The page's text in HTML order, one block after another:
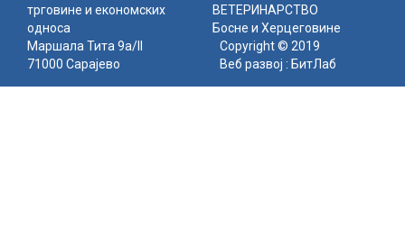
трговине и економских
односа
ВЕТЕРИНАРСТВО
Босне и Херцеговине
Маршала Тита 9а/II
71000 Сарајево
Copyright © 2019
Веб развој : БитЛаб